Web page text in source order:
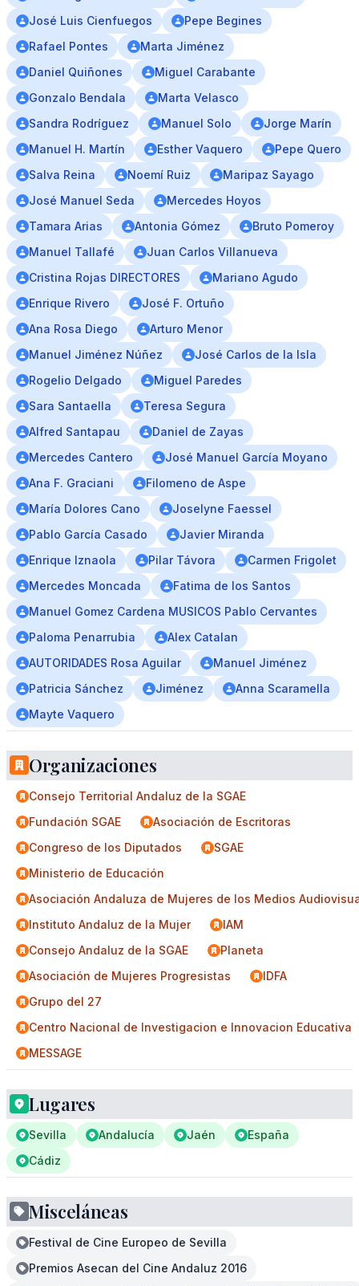
José Luis Cienfuegos
Pepe Begines
Rafael Pontes
Marta Jiménez
Daniel Quiñones
Miguel Carabante
Gonzalo Bendala
Marta Velasco
Sandra Rodríguez
Manuel Solo
Jorge Marín
Manuel H. Martín
Esther Vaquero
Pepe Quero
Salva Reina
Noemí Ruiz
Maripaz Sayago
José Manuel Seda
Mercedes Hoyos
Tamara Arias
Antonia Gómez
Bruto Pomeroy
Manuel Tallafé
Juan Carlos Villanueva
Cristina Rojas DIRECTORES
Mariano Agudo
Enrique Rivero
José F. Ortuño
Ana Rosa Diego
Arturo Menor
Manuel Jiménez Núñez
José Carlos de la Isla
Rogelio Delgado
Miguel Paredes
Sara Santaella
Teresa Segura
Alfred Santapau
Daniel de Zayas
Mercedes Cantero
José Manuel García Moyano
Ana F. Graciani
Filomeno de Aspe
María Dolores Cano
Joselyne Faessel
Pablo García Casado
Javier Miranda
Enrique Iznaola
Pilar Távora
Carmen Frigolet
Mercedes Moncada
Fatima de los Santos
Manuel Gomez Cardena MUSICOS Pablo Cervantes
Paloma Penarrubia
Alex Catalan
AUTORIDADES Rosa Aguilar
Manuel Jiménez
Patricia Sánchez
Jiménez
Anna Scaramella
Mayte Vaquero
Organizaciones
Consejo Territorial Andaluz de la SGAE
Fundación SGAE
Asociación de Escritoras
Congreso de los Diputados
SGAE
Ministerio de Educación
Asociación Andaluza de Mujeres de los Medios
Instituto Andaluz de la Mujer
IAM
Consejo Andaluz de la SGAE
Planeta
Asociación de Mujeres Progresistas
IDFA
Grupo del 27
Centro Nacional de Investigacion e Innovacion Educativa
MESSAGE
Lugares
Sevilla Andalucía Jaén
España
Cádiz
Misceláneas
Festival de Cine Europeo de Sevilla
Premios Asecan del Cine Andaluz 2016